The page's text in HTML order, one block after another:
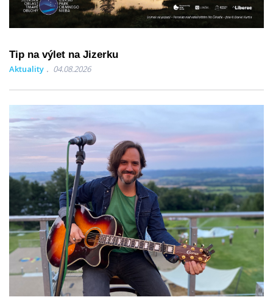
Tip na výlet na Jizerku
Aktuality 04.08.2026